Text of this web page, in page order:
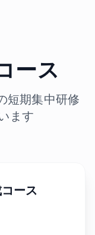
ース
短期集中研修
ます
ース